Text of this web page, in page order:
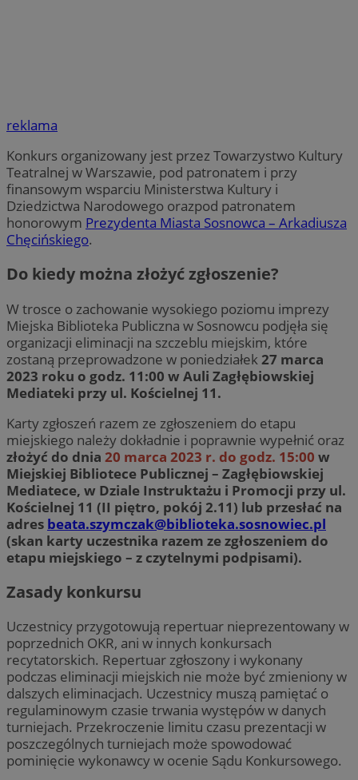
reklama
Konkurs organizowany jest przez Towarzystwo Kultury
Teatralnej w Warszawie, pod patronatem i przy
finansowym wsparciu Ministerstwa Kultury i
Dziedzictwa Narodowego orazpod patronatem
honorowym Prezydenta Miasta Sosnowca – Arkadiusza
Chęcińskiego.
Do kiedy można złożyć zgłoszenie?
W trosce o zachowanie wysokiego poziomu imprezy
Miejska Biblioteka Publiczna w Sosnowcu podjęła się
organizacji eliminacji na szczeblu miejskim, które
zostaną przeprowadzone w poniedziałek 27 marca
2023 roku o godz. 11:00 w Auli Zagłębiowskiej
Mediateki przy ul. Kościelnej 11.
Karty zgłoszeń razem ze zgłoszeniem do etapu
miejskiego należy dokładnie i poprawnie wypełnić oraz
złożyć do dnia 20 marca 2023 r. do godz. 15:00 w
Miejskiej Bibliotece Publicznej – Zagłębiowskiej
Mediatece, w Dziale Instruktażu i Promocji przy ul.
Kościelnej 11 (II piętro, pokój 2.11) lub przesłać na
adres beata.szymczak@biblioteka.sosnowiec.pl
(skan karty uczestnika razem ze zgłoszeniem do
etapu miejskiego – z czytelnymi podpisami).
Zasady konkursu
Uczestnicy przygotowują repertuar nieprezentowany w
poprzednich OKR, ani w innych konkursach
recytatorskich. Repertuar zgłoszony i wykonany
podczas eliminacji miejskich nie może być zmieniony w
dalszych eliminacjach. Uczestnicy muszą pamiętać o
regulaminowym czasie trwania występów w danych
turniejach. Przekroczenie limitu czasu prezentacji w
poszczególnych turniejach może spowodować
pominięcie wykonawcy w ocenie Sądu Konkursowego.